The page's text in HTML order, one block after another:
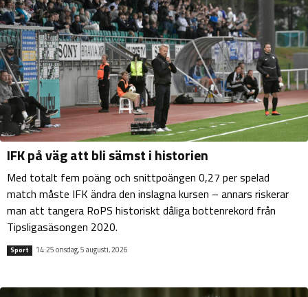
IFK på väg att bli sämst i historien
Med totalt fem poäng och snittpoängen 0,27 per spelad
match måste IFK ändra den inslagna kursen – annars riskerar
man att tangera RoPS historiskt dåliga bottenrekord från
Tipsligasäsongen 2020.
Sport 14:25 onsdag, 5 augusti, 2026